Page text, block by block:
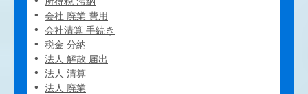
会社 廃業 費用
会社清算 手続き
税金 分納
法人 解散 届出
法人 清算
法人 廃業